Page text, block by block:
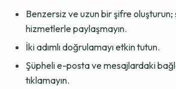
Benzersiz ve uzun bir şifre
hizmetlerle paylaşmayın.
İki adımlı doğrulamayı etkin tutun.
Şüpheli e-posta ve mesajlardaki
tıklamayın.